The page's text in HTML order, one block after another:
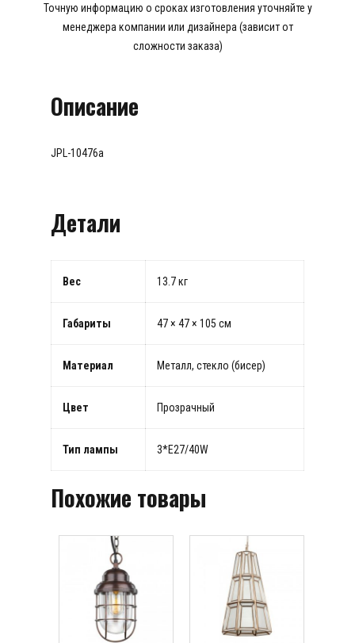
Точную информацию о сроках изготовления уточняйте у
менеджера компании или дизайнера (зависит от
сложности заказа)
Описание
JPL-10476a
Детали
Вес 13.7 кг
Габариты 47 × 47 × 105 см
Материал Металл, стекло (бисер)
Цвет Прозрачный
Тип лампы 3*E27/40W
Похожие товары